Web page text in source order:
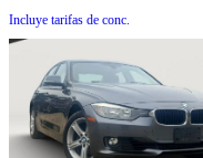
Incluye tarifas de conc.